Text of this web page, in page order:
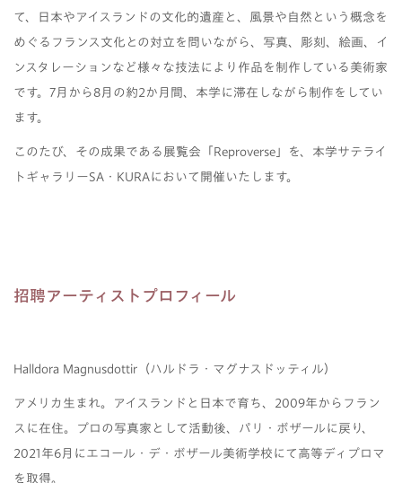
て、日本やアイスランドの文化的遺産と、風景や自然という概念を
めぐるフランス文化との対立を問いながら、写真、彫刻、絵画、イ
ンスタレーションなど様々な技法により作品を制作している美術家
です。7月から8月の約2か月間、本学に滞在しながら制作をしてい
ます。
このたび、その成果である展覧会「Reproverse」を、本学サテライ
トギャラリーSA・KURAにおいて開催いたします。
招聘アーティストプロフィール
Halldora Magnusdottir（ハルドラ・マグナスドッティル）
アメリカ生まれ。アイスランドと日本で育ち、2009年からフラン
スに在住。プロの写真家として活動後、パリ・ボザールに戻り、
2021年6月にエコール・デ・ボザール美術学校にて高等ディプロマ
を取得。